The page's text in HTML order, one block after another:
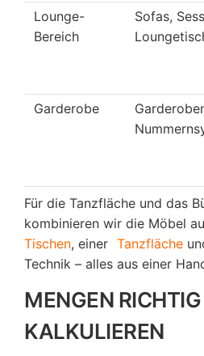
Lounge-
Bereich
Sofas,
Garderobe
Für die Tanzfläche und das
kombinieren wir die Möbel
Tischen, einer Tanzfläche
Technik – alles aus einer
MENGEN RICHTIG
KALKULIEREN